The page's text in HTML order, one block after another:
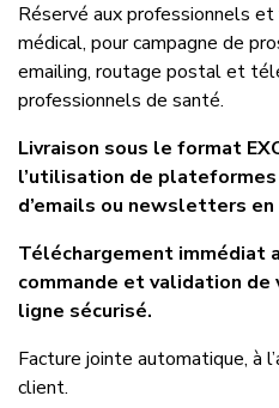
Réservé aux professionnels
médical, pour campagne de
emailing, routage postal et
professionnels de santé.
Livraison sous le format
l’utilisation de plateformes
d’emails ou newsletters en
Téléchargement immédiat
commande et validation
ligne sécurisé.
Facture jointe automatique, à
client.